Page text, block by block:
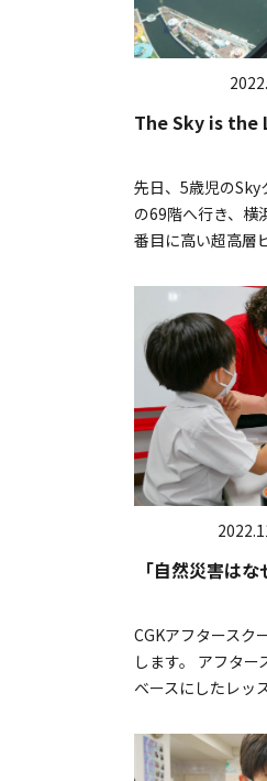
The Sky is the
先日、5歳児のSky
の69階へ行き、横
番目に高い超高層
「自然災害は
CGKアフタースク
します。 アフタ
ベースにしたレッ